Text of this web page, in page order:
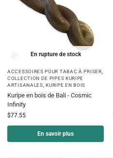
En rupture de stock
ACCESSOIRES POUR TABAC À PRISER
COLLECTION DE PIPES KURIPE
ARTISANALES ,KURIPE EN BOIS
Kuripe en bois de Bali - Cosmic
Infinity
$77.55
En savoir plus